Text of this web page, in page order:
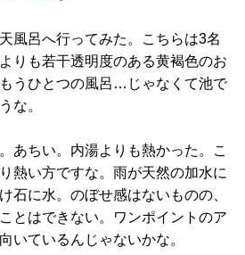
風呂へ行ってみた。こちらは3名
りも若干透明度のある黄褐色のお
うひとつの風呂…じゃなくて池で
な。
あちい。内湯よりも熱かった。こ
熱い方ですな。雨が天然の加水に
石に水。のぼせ感はないものの、
とはできない。ワンポイントのア
いているんじゃないかな。